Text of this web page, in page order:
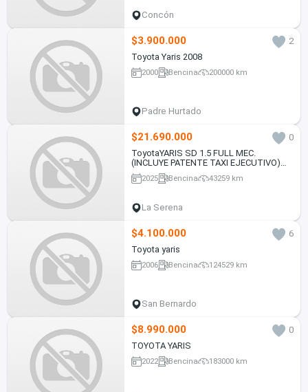
Concón
$3.900.000
2
Toyota Yaris 2008
2000 Bencina 200000 km
Padre Hurtado
$21.690.000
0
ToyotaYARIS SD 1.5 FULL MEC.
(INCLUYE PATENTE TAXI EJECUTIVO)
1.5 • 4x2 • Mecánica • 2025
2025 Bencina 43259 km
La Serena
$4.100.000
6
Toyota yaris
2006 Bencina 124529 km
San Bernardo
$8.990.000
0
TOYOTA YARIS
2022 Bencina 183000 km